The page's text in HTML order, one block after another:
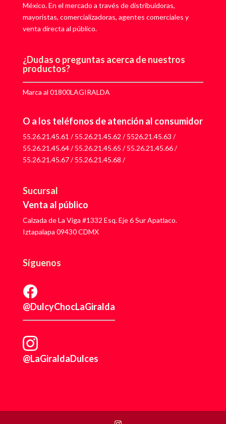
México. En el mercado a través de distribuidoras,
mayoristas, comercializadoras, agentes comerciales y
venta directa al público.
¿Dudas o preguntas acerca de nuestros
productos?
Marca al 01800LAGIRALDA
O a los teléfonos de atención al consumidor
55.26.21.45.61 /55.26.21.45.62 /5526.21.45.63 /
55.26.21.45.64/55.26.21.45.65 /55.26.21.45.66/
55.26.21.45.67/55.26.21.45.68 /
Sucursal
Venta al público
Calzada de La Viga #1332 Esq. Eje 6 Sur Apatlaco.
Iztapalapa 09430 CDMX
Síguenos
@DulcyChocLaGiralda
@LaGiraldaDulces